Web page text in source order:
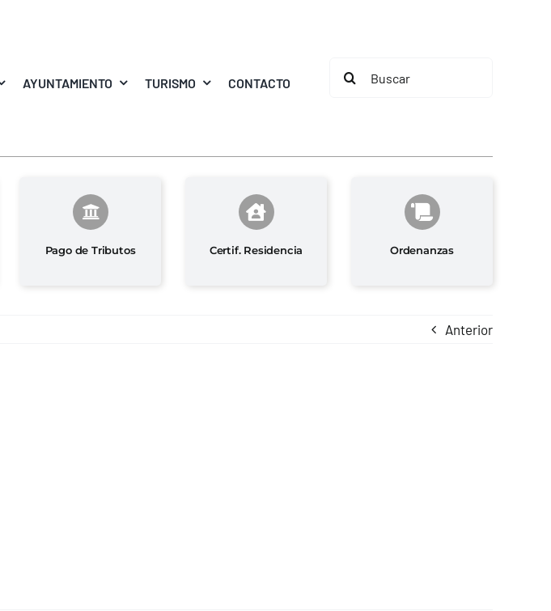
AYUNTAMIENTO TURISMO CONTACTO
Buscar:
Pago de Tributos Certif. Residencia Ordenanzas
Anterior